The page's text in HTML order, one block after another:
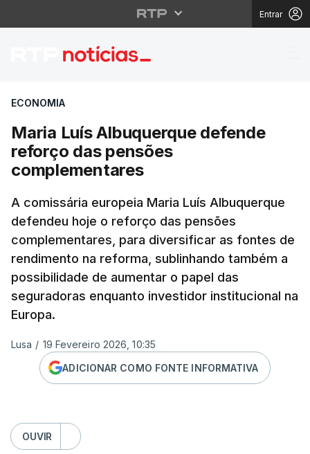
Entrar
Maria Luís
ECONOMIA
Maria Luís Albuquerque defende
reforço das pensões
complementares
A comissária europeia Maria Luís Albuquerque
defendeu hoje o reforço das pensões
complementares, para diversificar as fontes de
rendimento na reforma, sublinhando também a
possibilidade de aumentar o papel das
seguradoras enquanto investidor institucional na
Europa.
Lusa / 19 Fevereiro 2026, 10:35
ADICIONAR COMO FONTE INFORMATIVA
OUVIR